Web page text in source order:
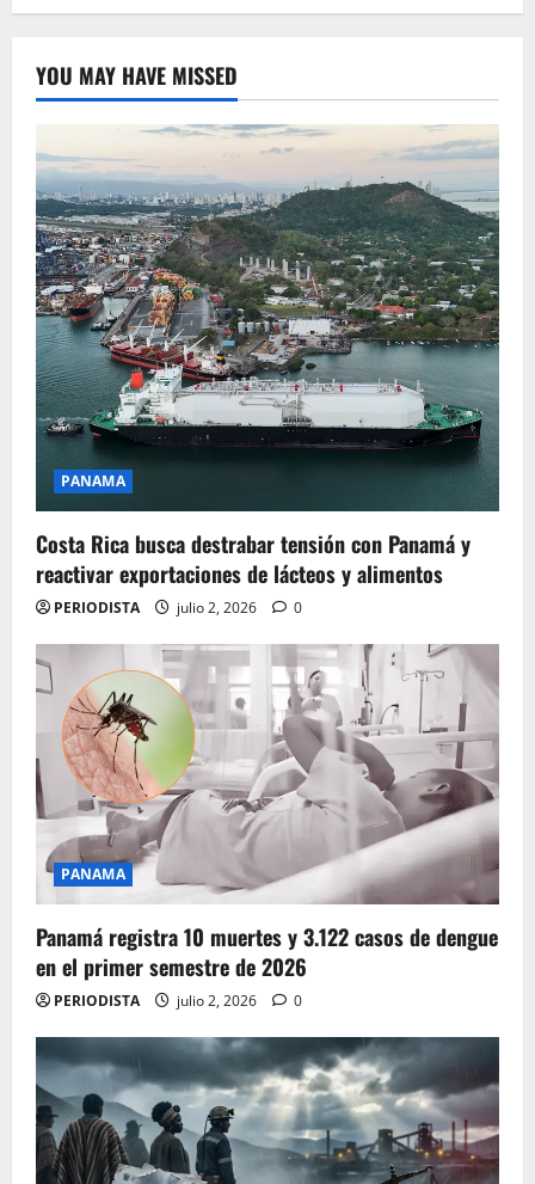
YOU MAY HAVE MISSED
PANAMA
Costa Rica busca destrabar tensión con Panamá y
reactivar exportaciones de lácteos y alimentos
PERIODISTA julio 2, 2026 0
PANAMA
Panamá registra 10 muertes y 3.122 casos de dengue
en el primer semestre de 2026
PERIODISTA julio 2, 2026 0